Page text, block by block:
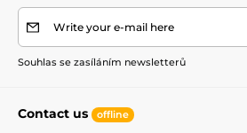
Write your e-mail here
Souhlas se zasíláním newsletterů
Contact us offline